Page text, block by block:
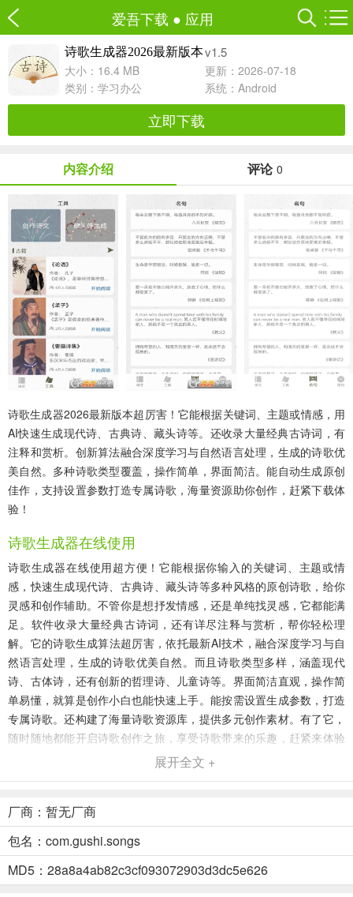
爱吾下载 ● 应用
诗歌生成器2026最新版本v1.5
大小：16.4 MB
更新：2026-07-18
类别： 学习办公 系统：Android
立即下载
内容介绍 评论 0
诗歌生成器2026最新版本超厉害！它能根据关键词、主题或情感，用
AI快速生成现代诗、古典诗、藏头诗等。还收录大量经典古诗词，有
注释和赏析。创新算法融合深度学习与自然语言处理，生成的诗歌优
美自然。多种诗歌类型覆盖，操作简单，界面简洁。能自动生成原创
佳作，支持设置参数打造专属诗歌，海量资源助你创作，赶紧下载体
验！
诗歌生成器在线使用
诗歌生成器在线使用超方便！它能根据你输入的关键词、主题或情
感，快速生成现代诗、古典诗、藏头诗等多种风格的原创诗歌，给你
灵感和创作辅助。不管你是想抒发情感，还是单纯找灵感，它都能满
足。软件收录大量经典古诗词，还有详尽注释与赏析，帮你轻松理
解。它的诗歌生成算法超厉害，依托最新AI技术，融合深度学习与自
然语言处理，生成的诗歌优美自然。而且诗歌类型多样，涵盖现代
诗、古体诗，还有创新的哲理诗、儿童诗等。界面简洁直观，操作简
单易懂，就算是创作小白也能快速上手。能按需设置生成参数，打造
专属诗歌。还构建了海量诗歌资源库，提供多元创作素材。有了它，
随时随地都能开启诗歌创作之旅，享受诗歌带来的乐趣，赶紧来体验
1、先进算法驱动：自动生成文笔流畅、意境饱满且富有诗意的原创古
诗作品。
2、参数灵活设置：支持按需调整，帮网友打造契合个人偏好的专属诗
歌。
展开全文 +
厂商：暂无厂商
包名：com.gushi.songs
MD5：28a8a4ab82c3cf093072903d3dc5e626